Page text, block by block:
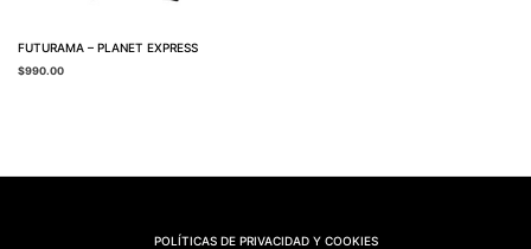
FUTURAMA – PLANET EXPRESS
$990.00
POLÍTICAS DE PRIVACIDAD Y COOKIES